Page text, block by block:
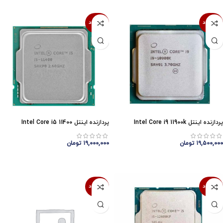
ناموجود
پردازنده اینتل Intel Core i9 11900k
۱۹,۵۰۰,۰۰۰ تومان
ناموجود
پردازنده اینتل Intel Core i5 11400
۱۹,۰۰۰,۰۰۰ تومان
ناموجود ناموجود